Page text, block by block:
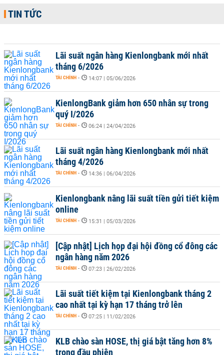
TIN TỨC
Lãi suất ngân hàng Kienlongbank mới nhất
tháng 6/2026
TÀI CHÍNH - 14:07 | 05/06/2026
KienlongBank giảm hơn 650 nhân sự trong
quý I/2026
TÀI CHÍNH - 06:24 | 24/04/2026
Lãi suất ngân hàng Kienlongbank mới nhất
tháng 4/2026
TÀI CHÍNH - 14:36 | 06/04/2026
Kienlongbank nâng lãi suất tiền gửi tiết kiệm
online
TÀI CHÍNH - 15:31 | 05/03/2026
[Cập nhật] Lịch họp đại hội đồng cổ đông các
ngân hàng năm 2026
TÀI CHÍNH - 07:23 | 26/02/2026
Lãi suất tiết kiệm tại Kienlongbank tháng 2
cao nhất tại kỳ hạn 17 tháng trở lên
TÀI CHÍNH - 07:25 | 11/02/2026
KLB chào sàn HOSE, thị giá bật tăng hơn 8%
trong đầu phiên